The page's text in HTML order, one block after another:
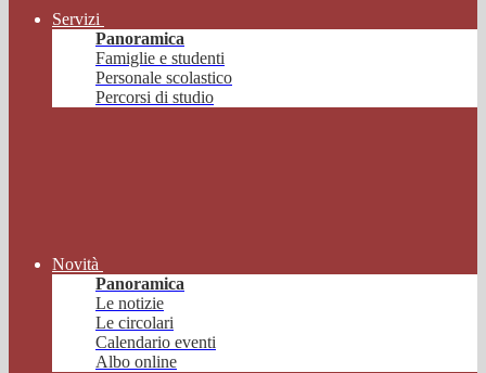
Servizi
Panoramica
Famiglie e studenti
Personale scolastico
Percorsi di studio
Novità
Panoramica
Le notizie
Le circolari
Calendario eventi
Albo online